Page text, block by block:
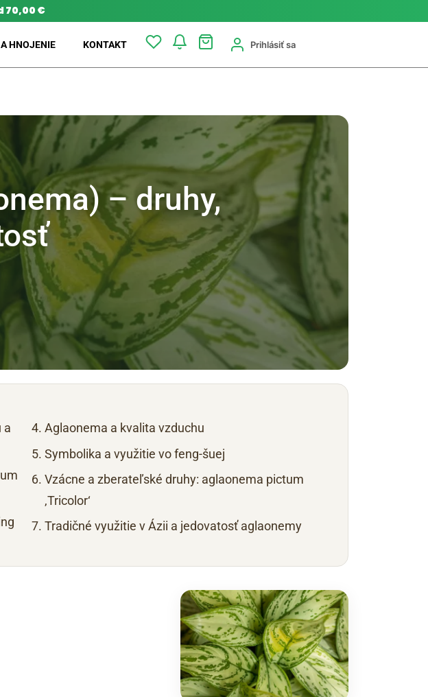
70,00 €
HNOJENIE KONTAKT Prihlásiť sa
– druhy,
a
Aglaonema a kvalita vzduchu
Symbolika a využitie vo feng-šuej
Vzácne a zberateľské druhy: aglaonema pictum
‚Tricolor‘
Tradičné využitie v Ázii a jedovatosť aglaonemy